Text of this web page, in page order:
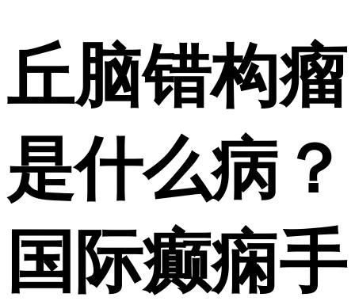
丘脑错构瘤
是什么病？
国际癫痫手